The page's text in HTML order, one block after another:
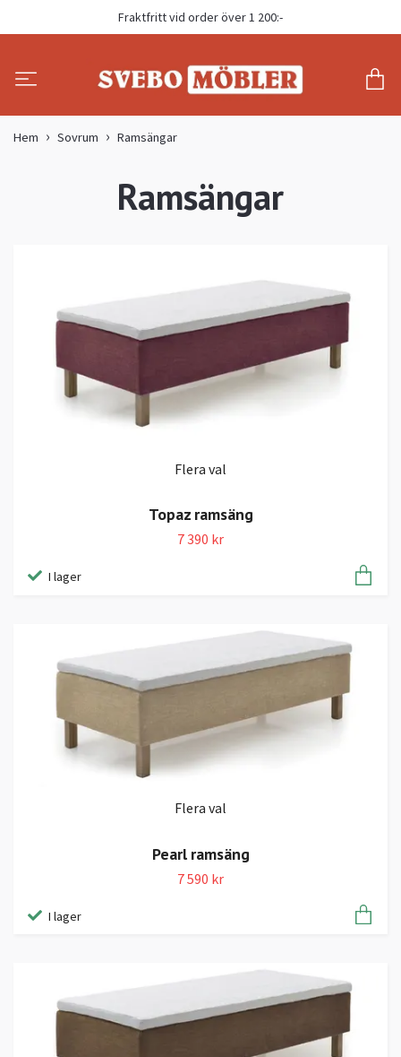
Fraktfritt vid order över 1 200:-
Hem Sovrum Ramsängar
Ramsängar
Flera val
Topaz ramsäng
7 390 kr
I lager
Flera val
Pearl ramsäng
7 590 kr
I lager